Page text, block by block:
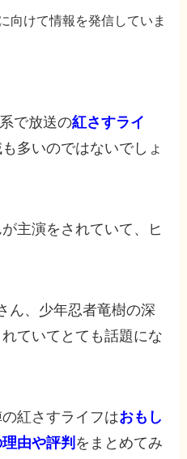
向けて情報を発信していま
で放送の紅さすライ
多いのではないでしょ
主演をされていて、ヒ
ん、少年忍者竜樹の深
ていてとても話題にな
紅さすライフはおもし
由や評判 をまとめてみ